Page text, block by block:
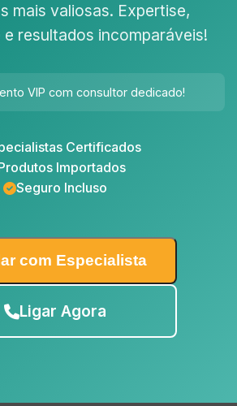
mais valiosas. Expertise,
resultados incomparáveis!
VIP com consultor dedicado!
Certificados
Importados
Seguro Incluso
com Especialista
Ligar Agora